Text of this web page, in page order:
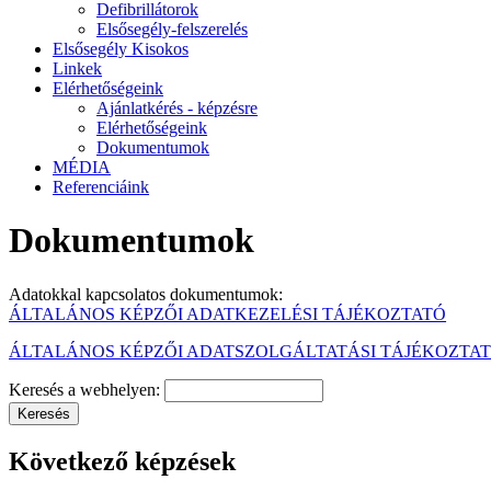
Defibrillátorok
Elsősegély-felszerelés
Elsősegély Kisokos
Linkek
Elérhetőségeink
Ajánlatkérés - képzésre
Elérhetőségeink
Dokumentumok
MÉDIA
Referenciáink
Dokumentumok
Adatokkal kapcsolatos dokumentumok:
ÁLTALÁNOS KÉPZŐI ADATKEZELÉSI TÁJÉKOZTATÓ
ÁLTALÁNOS KÉPZŐI ADATSZOLGÁLTATÁSI
Keresés a webhelyen:
Következő képzések